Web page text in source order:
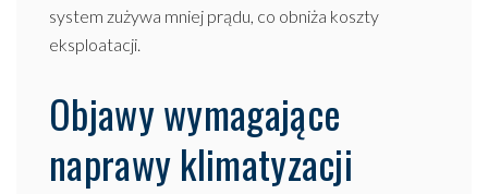
system zużywa mniej prądu, co obniża koszty
eksploatacji.
Objawy wymagające
naprawy klimatyzacji